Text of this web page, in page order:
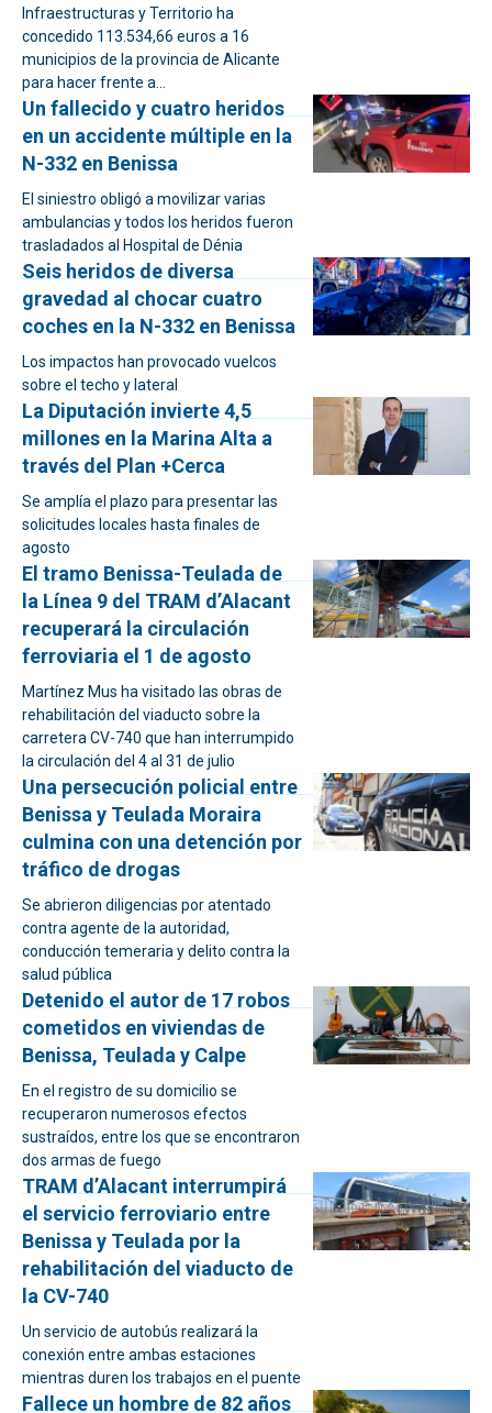
Infraestructuras y Territorio ha
concedido 113.534,66 euros a 16
municipios de la provincia de Alicante
para hacer frente a...
Un fallecido y cuatro heridos
en un accidente múltiple en la
N-332 en Benissa
El siniestro obligó a movilizar varias
ambulancias y todos los heridos fueron
trasladados al Hospital de Dénia
Seis heridos de diversa
gravedad al chocar cuatro
coches en la N-332 en Benissa
Los impactos han provocado vuelcos
sobre el techo y lateral
La Diputación invierte 4,5
millones en la Marina Alta a
través del Plan +Cerca
Se amplía el plazo para presentar las
solicitudes locales hasta finales de
agosto
El tramo Benissa-Teulada de
la Línea 9 del TRAM d’Alacant
recuperará la circulación
ferroviaria el 1 de agosto
Martínez Mus ha visitado las obras de
rehabilitación del viaducto sobre la
carretera CV-740 que han interrumpido
la circulación del 4 al 31 de julio
Una persecución policial entre
Benissa y Teulada Moraira
culmina con una detención por
tráfico de drogas
Se abrieron diligencias por atentado
contra agente de la autoridad,
conducción temeraria y delito contra la
salud pública
Detenido el autor de 17 robos
cometidos en viviendas de
Benissa, Teulada y Calpe
En el registro de su domicilio se
recuperaron numerosos efectos
sustraídos, entre los que se encontraron
dos armas de fuego
TRAM d’Alacant interrumpirá
el servicio ferroviario entre
Benissa y Teulada por la
rehabilitación del viaducto de
la CV-740
Un servicio de autobús realizará la
conexión entre ambas estaciones
mientras duren los trabajos en el puente
Fallece un hombre de 82 años